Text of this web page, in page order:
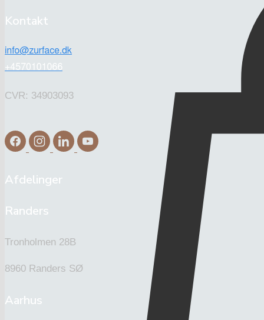
Kontakt
CVR: 34903093
Afdelinger
Randers
Tronholmen 28B
8960 Randers SØ
Aarhus